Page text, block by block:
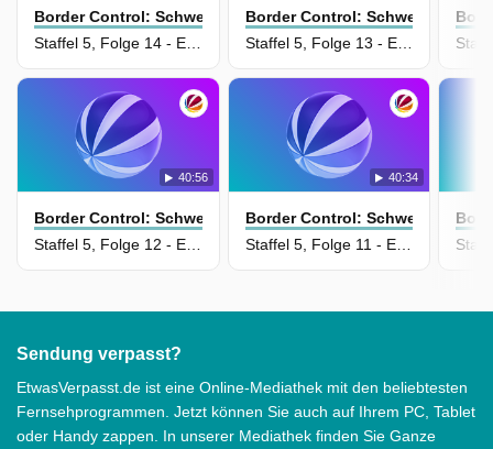
Border Control: Schwedens Grenzschützer
Staffel 5, Folge 14 - Episode 14
Border Control: Schwedens
Staffel 5, Folge 13 - Episode 13
40:56
Border Control: Schwedens Grenzschützer
40:34
Border Control: Schwedens
Staffel 5, Folge 11 - Episode 11
Sendung verpasst?
EtwasVerpasst.de ist eine Online-Mediathek mit den beliebtesten
Fernsehprogrammen. Jetzt können Sie auch auf Ihrem PC, Tablet
oder Handy zappen. In unserer Mediathek finden Sie Ganze